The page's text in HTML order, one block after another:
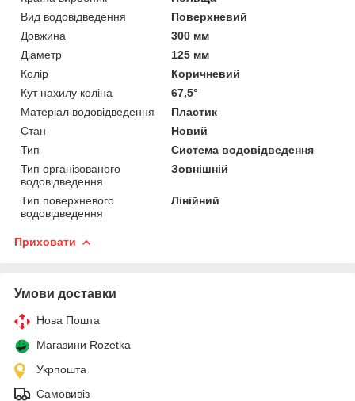
Вид водовідведення
Поверхневий
Довжина
300 мм
Діаметр
125 мм
Колір
Коричневий
Кут нахилу коліна
67,5°
Матеріал водовідведення
Пластик
Стан
Новий
Тип
Система водовідведення
Тип організованого
водовідведення
Зовнішній
Тип поверхневого
водовідведення
Лінійний
Приховати
Умови доставки
Нова Пошта
Магазини Rozetka
Укрпошта
Самовивіз